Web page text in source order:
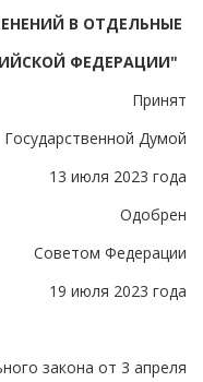
В ОТДЕЛЬНЫЕ
ФЕДЕРАЦИИ"
Принят
Государственной Думой
13 июля 2023 года
Одобрен
Советом Федерации
19 июля 2023 года
закона от 3 апреля